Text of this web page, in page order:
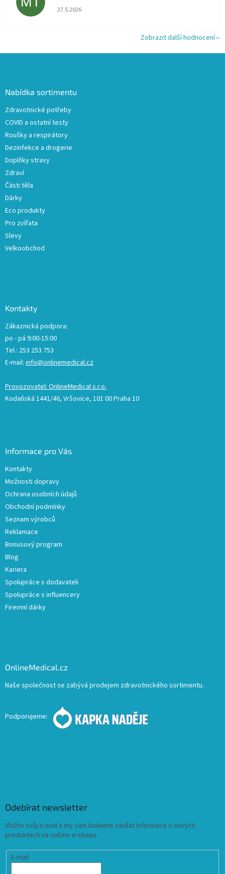
Hodnocení obchodu je 5 z 5 hvězdiček.
27.5.2026
Zobrazit další hodnocení
Nabídka sortimentu
Zdravotnické potřeby
COVID a ostatní testy
Roušky a respirátory
Dezinfekce a drogerie
Doplňky stravy
Zdraví
Části těla
Dárky
Eco produkty
Pro zvířata
Slevy
Velkoobchod
Kontakty
Zákaznická podpora:
po - pá 9:00-15:00
Tel.: 253 253 753
E-mail: info@onlinemedical.cz
Provozovatel: OnlineMedical s.r.o.
Kodaňská 1441/46, Vršovice, 101 00 Praha 10
Informace pro Vás
Kontakty
Možnosti dopravy
Ochrana osobních údajů
Obchodní podmínky
Seznam výrobců
Reklamace
Bonusový program
Blog
Kariera
Spolupráce s dodavateli
Spolupráce s influencery
Firemní dárky
OnlineMedical.cz
Naše společnost se zabývá prodejem zdravotnického sortimentu.
Podporujeme:
Odebírat newsletter
Vložte svůj e-mail a my vám budeme zasílat informace o nových
produktech na našem e-shopu.
E-mail